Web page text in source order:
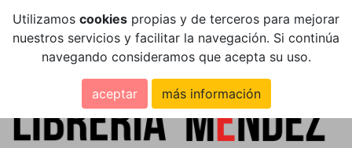
Utilizamos cookies propias y de terceros para mejorar
nuestros servicios y facilitar la navegación. Si continúa
navegando consideramos que acepta su uso.
aceptar más información